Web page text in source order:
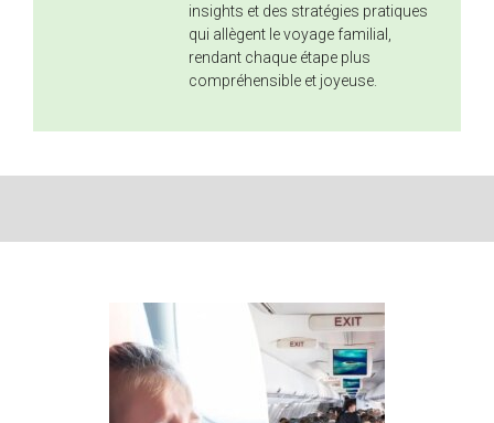
insights et des stratégies pratiques
qui allègent le voyage familial,
rendant chaque étape plus
compréhensible et joyeuse.